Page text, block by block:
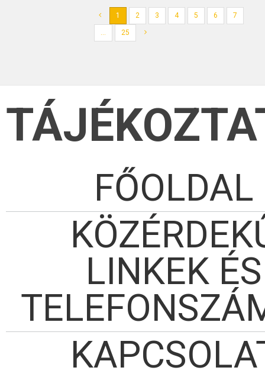
1 2 3 4 5 6 7
... 25
FŐOLDAL
LINKEK ÉS